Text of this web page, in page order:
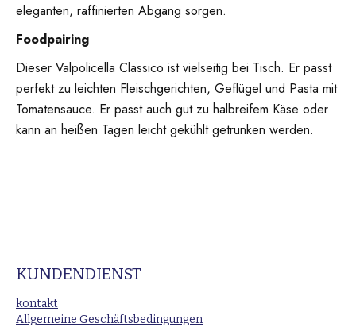
eleganten, raffinierten Abgang sorgen.
Foodpairing
Dieser Valpolicella Classico ist vielseitig bei Tisch. Er passt
perfekt zu leichten Fleischgerichten, Geflügel und Pasta mit
Tomatensauce. Er passt auch gut zu halbreifem Käse oder
kann an heißen Tagen leicht gekühlt getrunken werden.
KUNDENDIENST
kontakt
Allgemeine Geschäftsbedingungen